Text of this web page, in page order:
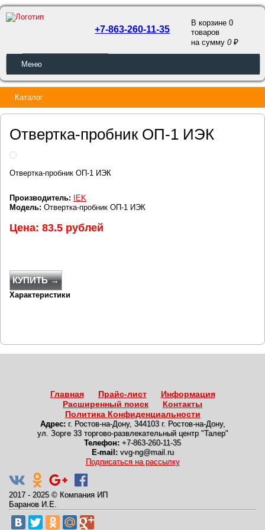
ОБРАТНЫЙ ЗВОНОК
+7-863-260-11-35
В корзине 0
товаров
на сумму0
Меню
Каталог
Отвертка-пробник ОП-1 ИЭК
Отвертка-пробник ОП-1 ИЭК
Производитель:
IEK
Модель: Отвертка-пробник ОП-1 ИЭК
Цена: 83.5 рублей
КУПИТЬ →
Характеристики
Главная Прайс-лист
Информация
Расширенный поиск
Контакты
Политика Конфиденциальности
Адрес: г. Ростов-на-Дону, 344103 г. Ростов-на-Дону,
ул. Зорге 33 торгово-развлекательный центр "Талер"
Телефон: +7-863-260-11-35
E-mail: vvg-ng@mail.ru
Подписаться на рассылку
2017 - 2025 © Компания ИП
Баранов И.Е.